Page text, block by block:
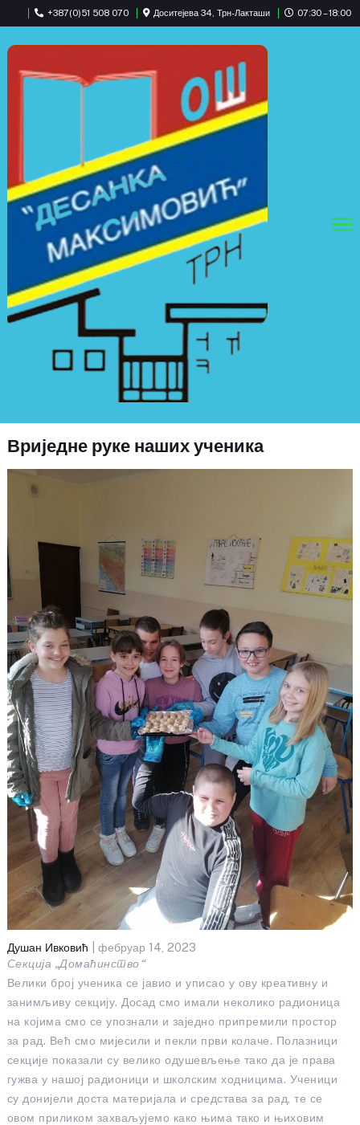
+387(0)51 508 070 Доситејева 34, Трн-Лакташи 07:30 – 18:00
Вриједне руке наших ученика
Душан Ивковић | фебруар 14, 2023
Секција „Домаћинство“
Велики број ученика се јавио и уписао у ову креативну и
занимљиву секцију. Досад смо имали неколико радионица
на којима смо се упознали и заједно припремили простор
за рад. Већ смо мијесили и пекли први колаче. Полазници
секције показали су велико одушевљење тако да је права
гужва у нашој радионици и школским ходницима. Ученици
су донијели доста материјала и средстава за рад, те се
овом приликом захваљујемо како њима тако и њиховим